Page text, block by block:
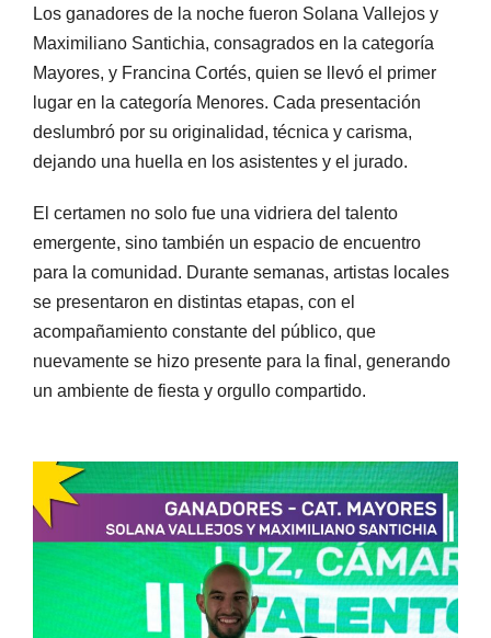
Los ganadores de la noche fueron Solana Vallejos y
Maximiliano Santichia, consagrados en la categoría
Mayores, y Francina Cortés, quien se llevó el primer
lugar en la categoría Menores. Cada presentación
deslumbró por su originalidad, técnica y carisma,
dejando una huella en los asistentes y el jurado.
El certamen no solo fue una vidriera del talento
emergente, sino también un espacio de encuentro
para la comunidad. Durante semanas, artistas locales
se presentaron en distintas etapas, con el
acompañamiento constante del público, que
nuevamente se hizo presente para la final, generando
un ambiente de fiesta y orgullo compartido.